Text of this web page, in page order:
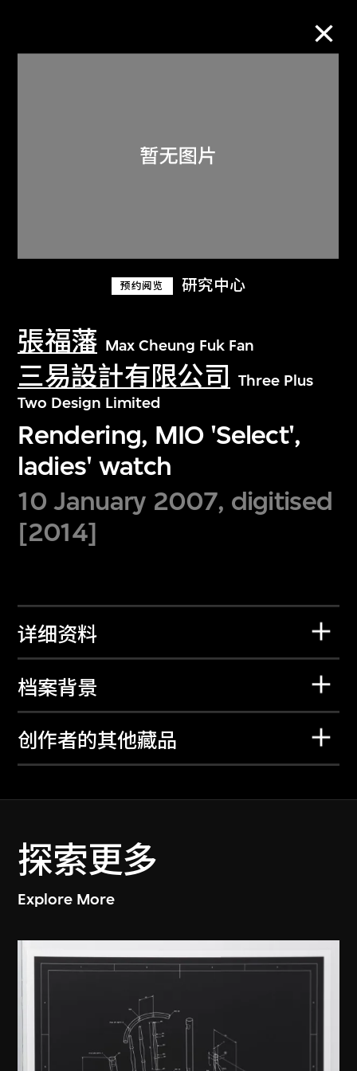
预约阅览 研究中心
張福藩 Max Cheung Fuk Fan
三易設計有限公司
Three Plus
Two Design Limited
Rendering, MIO 'Select',
ladies' watch
10 January 2007, digitised
[2014]
详细资料
档案背景
创作者的其他藏品
探索更多
Explore More
关于M+藏品
探索世界顶级的二十及二十一世纪视觉
文化藏品。